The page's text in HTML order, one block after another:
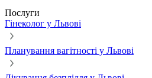
Послуги
Гінеколог у Львові
Планування вагітності у Львові